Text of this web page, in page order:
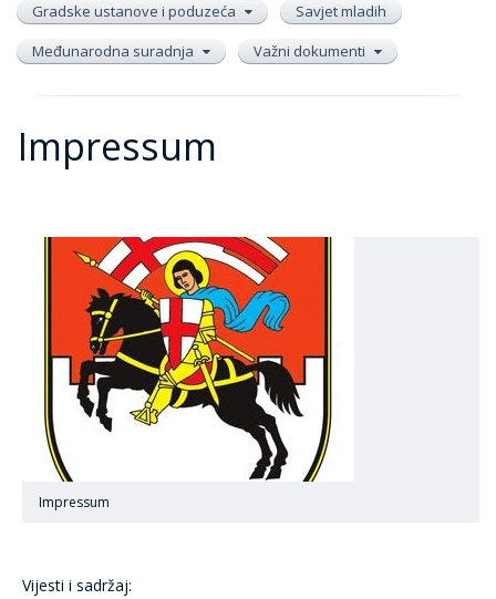
Gradske ustanove i poduzeća
Savjet mladih
Međunarodna suradnja
Važni dokumenti
Impressum
Impressum
Vijesti i sadržaj: